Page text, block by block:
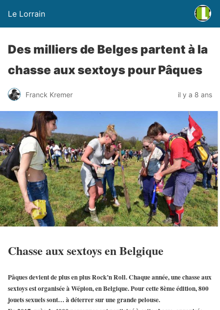
Le Lorrain
Des milliers de Belges partent à la
chasse aux sextoys pour Pâques
Franck Kremer il y a 8 ans
Chasse aux sextoys en Belgique
Pâques devient de plus en plus Rock’n Roll. Chaque année, unechasse aux
sextoysest organisée àWépion, en Belgique. Pour cette 8ème édition,800
jouets sexuelssont… à déterrer sur une grande pelouse.